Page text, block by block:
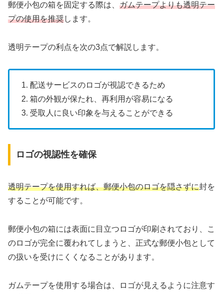
郵便小包の箱を固定する際は、 ガムテープよりも透明テー
プの使用を推奨します。
透明テープの利点を次の3点で解説します。
1. 配送サービスのロゴが視認できるため
2. 箱の外観が保たれ、再利用が容易になる
3. 受取人に良い印象を与えることができる
ロゴの視認性を確保
透明テープを使用すれば、郵便小包のロゴを隠さずに封を
することが可能です。
郵便小包の箱には表面に目立つロゴが印刷されており、こ
のロゴが完全に覆われてしまうと、正式な郵便小包として
の扱いを受けにくくなることがあります。
ガムテープを使用する場合は、ロゴが見えるように注意す